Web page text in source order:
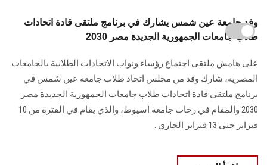
وفد جامعة عين شمس يشارك في برنامج ملتقى قادة اتحادات
طلاب جامعات الجمهورية الجديدة مصر 2030
على هامش ملتقى اجتماع رؤساء ونواب الاتحادات الطلابية بالجامعات
المصرية، شارك وفد ‏من مجلس اتحاد طلاب جامعة عين شمس في
برنامج ملتقى قادة اتحادات طلاب جامعات ‏الجمهورية الجديدة مصر
2030 والمقام في رحاب جامعة أسيوط، والذي يقام في الفترة من 10
‏فبراير حتى 13 فبراير الجاري‎ ‎‏.‏